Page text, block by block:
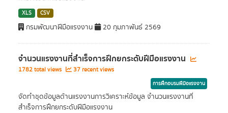
XLS CSV
กรมพัฒนาฝีมือแรงงาน 20 กุมภาพันธ์ 2569
จำนวนแรงงานที่สำเร็จการฝึกยกระดับฝีมือแรงงาน
1782 total views 37 recent views
การฝึกอบรมฝีมือแรงงาน
จัดทำชุดข้อมูลด้านแรงงานการวิเคราะห์ข้อมูล จำนวนแรงงานที่
สำเร็จการฝึกยกระดับฝีมือแรงงาน